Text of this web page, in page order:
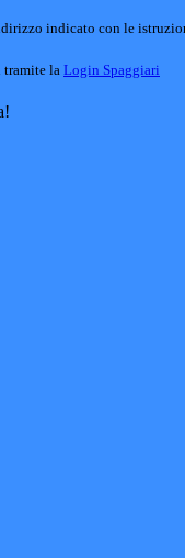
indicato con le
tramite la Login Spaggiari